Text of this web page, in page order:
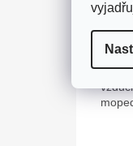
610